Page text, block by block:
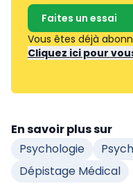
Faites un essai
Vous êtes déjà
Cliquez ici pour
En savoir plus sur
Psychologie
Dépistage Médical